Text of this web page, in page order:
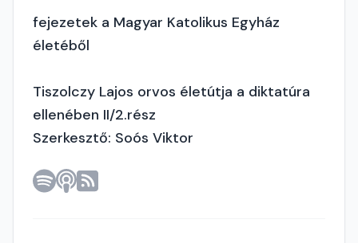
fejezetek a Magyar Katolikus Egyház
életéből
Tiszolczy Lajos orvos életútja a diktatúra
ellenében II/2.rész
Szerkesztő: Soós Viktor